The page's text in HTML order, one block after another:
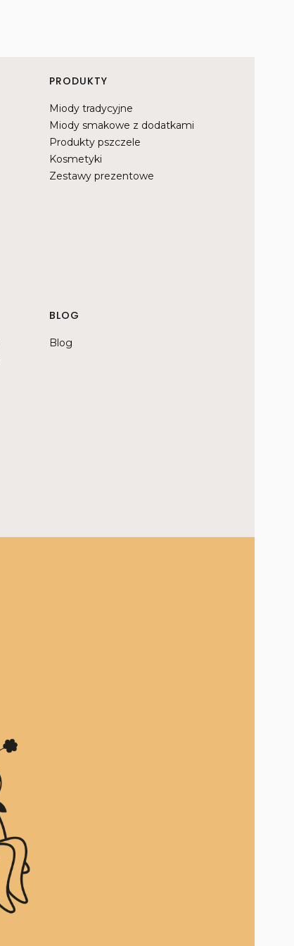
PRODUKTY
Miody tradycyjne
Miody smakowe z dodatkami
Produkty pszczele
Kosmetyki
Zestawy prezentowe
BLOG
Blog